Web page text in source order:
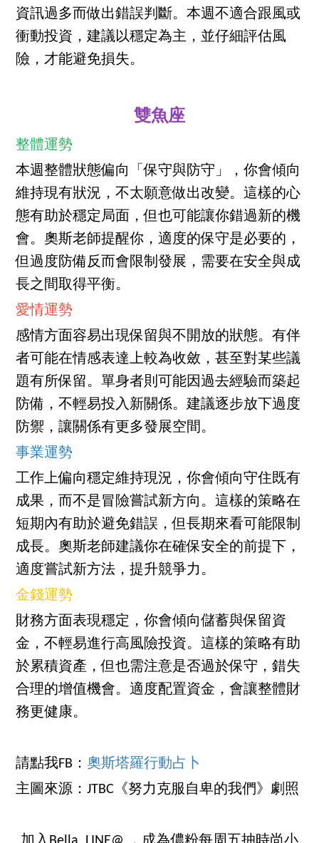
資訊過多而做出錯誤判斷。本週不適合跟風或
衝動投資，建議以穩定為主，並仔細評估風
險，才能避免損失。
雙魚座
整體運勢
本週整體狀態偏向「保守與防守」，你會傾向
維持現有狀況，不太願意做出改變。這樣的心
態有助於穩定局面，但也可能讓你錯過新的機
會。奧斯老師提醒你，適度的保守是必要的，
但過度防備反而會限制發展，需要在安全與成
長之間取得平衡。
愛情運勢
感情方面容易出現保留與不開放的狀態。有伴
者可能在情感表達上較為收斂，甚至對某些議
題有所保留。單身者則可能因過去經驗而築起
防備，不輕易投入新關係。建議逐步放下過度
防禦，讓關係有更多發展空間。
事業運勢
工作上偏向穩定維持現況，你會傾向守住既有
成果，而不是冒險嘗試新方向。這樣的策略在
短期內有助於避免錯誤，但長期來看可能限制
成長。奧斯老師建議你在確保安全的前提下，
適度嘗試新方法，提升競爭力。
金錢運勢
財務方面表現穩定，你會傾向儲蓄與保留資
金，不輕易進行高風險投資。這樣的策略有助
於累積資產，但也需注意是否過於保守，錯失
合理的增值機會。適度配置資金，會讓整體財
務更健康。
請點我FB： 奧斯塔羅行動占卜
主圖來源：JTBC《努力克服自卑的我們》劇照